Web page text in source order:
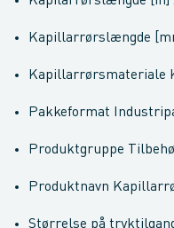
Kapillarrørslængde
Kapillarrørsmateriale
Pakkeformat
Produktgruppe
Produktnavn
Størrelse på